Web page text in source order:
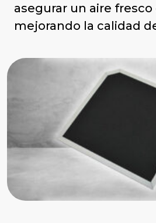
asegurar un aire
mejorando la calidad